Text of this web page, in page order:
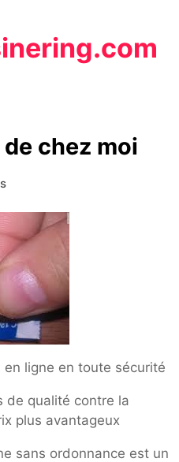
chez moi
ligne en toute sécurité
de qualité contre la
plus avantageux
sans ordonnance est un